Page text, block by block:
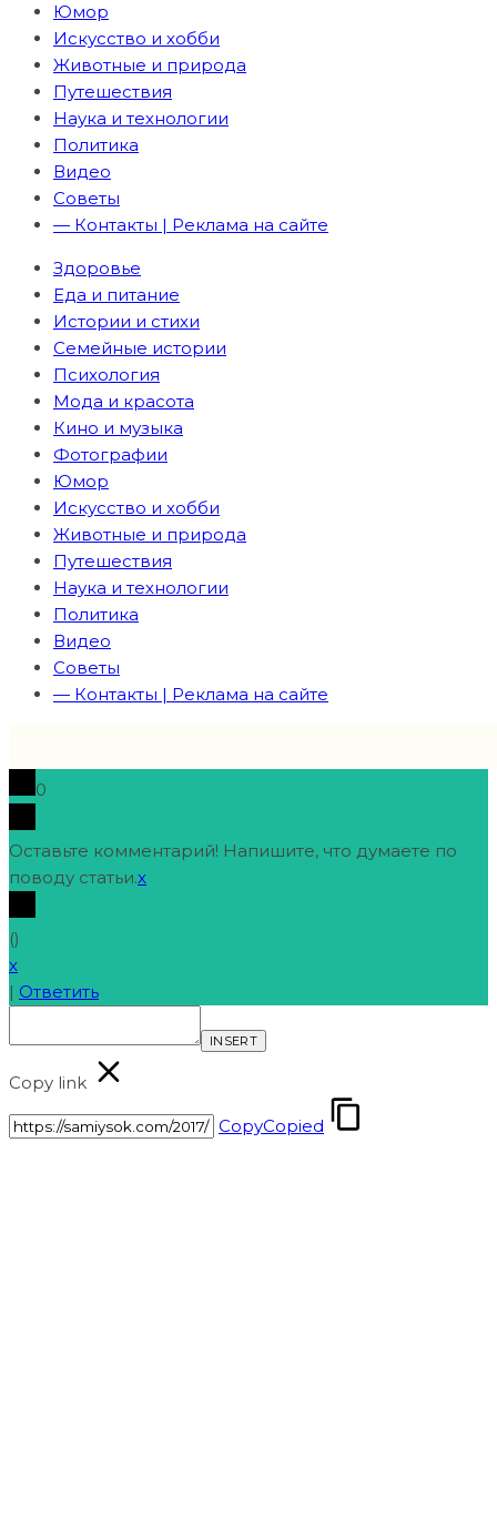
Юмор
Искусство и хобби
Животные и природа
Путешествия
Наука и технологии
Политика
Видео
Советы
— Контакты | Реклама на сайте
Здоровье
Еда и питание
Истории и стихи
Семейные истории
Психология
Мода и красота
Кино и музыка
Фотографии
Юмор
Искусство и хобби
Животные и природа
Путешествия
Наука и технологии
Политика
Видео
Советы
— Контакты | Реклама на сайте
0
Оставьте комментарий! Напишите, что думаете по
поводу статьи.x
()
x
| Ответить
INSERT
Copy link
CopyCopied